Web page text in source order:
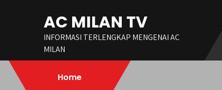
AC MILAN TV
INFORMASI TERLENGKAP MENGENAI AC
MILAN
Home